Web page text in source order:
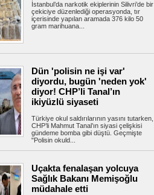
TBMM'deki teklifte kritik detay!
Örgüt yöneticilerine kapı kapandı
TBMM Başkanlığı'na sunulan "Millî Dayanışma
ve Toplumsal Bütünleşmenin...
Fenerbahçe ArsaVev geri döndü!
Tur için avantajı kaptı
Fenerbahçe ArsaVev, UEFA Kadınlar
Şampiyonlar Ligi 2. Ön Eleme Turu yarı...
şenlikle sona erdi
Esenler Belediyesi koordinasyonunda
düzenlenen Esenler Yaz Okulları, 6 hafta...
İstanbul’da narkotik ekiplerinin Silivri’de bir
çekiciye düzenlediği operasyonda, tır
içerisinde yapılan aramada 376 kilo 50
gram marihuana...
Dün 'polisin ne işi var'
diyordu, bugün 'neden yok'
diyor! CHP’li Tanal’ın
ikiyüzlü siyaseti
Türkiye okul saldırılarının yasını tutarken,
CHP’li Mahmut Tanal’ın siyasi çelişkisi
gündeme bomba gibi düştü. Geçmişte
"Polisin okuld...
Uçakta fenalaşan yolcuya
Sağlık Bakanı Memişoğlu
müdahale etti